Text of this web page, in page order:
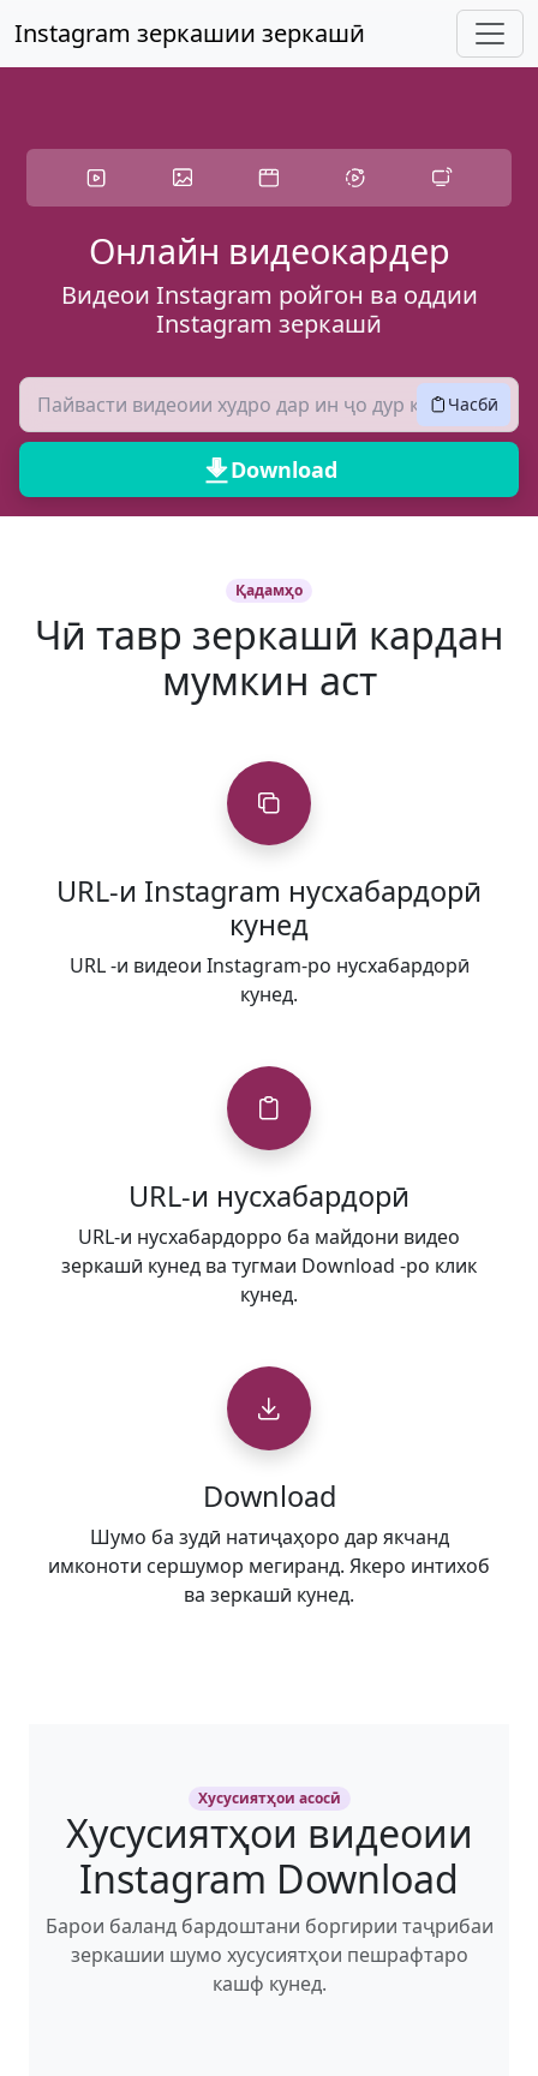
Instagram зеркашии зеркашӣ
Онлайн видеокардер
Видеои Instagram ройгон ва оддии
Instagram зеркашӣ
Часбӣ
Download
Қадамҳо
Чӣ тавр зеркашӣ кардан
мумкин аст
URL-и Instagram нусхабардорӣ
кунед
URL -и видеои Instagram-ро нусхабардорӣ
кунед.
URL-и нусхабардорӣ
URL-и нусхабардорро ба майдони видео
зеркашӣ кунед ва тугмаи Download -ро клик
кунед.
Download
Шумо ба зудӣ натиҷаҳоро дар якчанд
имконоти сершумор мегиранд. Якеро интихоб
ва зеркашӣ кунед.
Хусусиятҳои асосӣ
Хусусиятҳои видеоии
Instagram Download
Барои баланд бардоштани боргирии таҷрибаи
зеркашии шумо хусусиятҳои пешрафтаро
кашф кунед.